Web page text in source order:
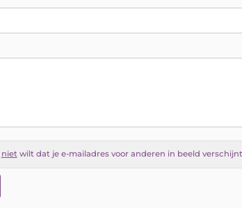
niet wilt dat je e-mailadres voor anderen in beeld verschijnt